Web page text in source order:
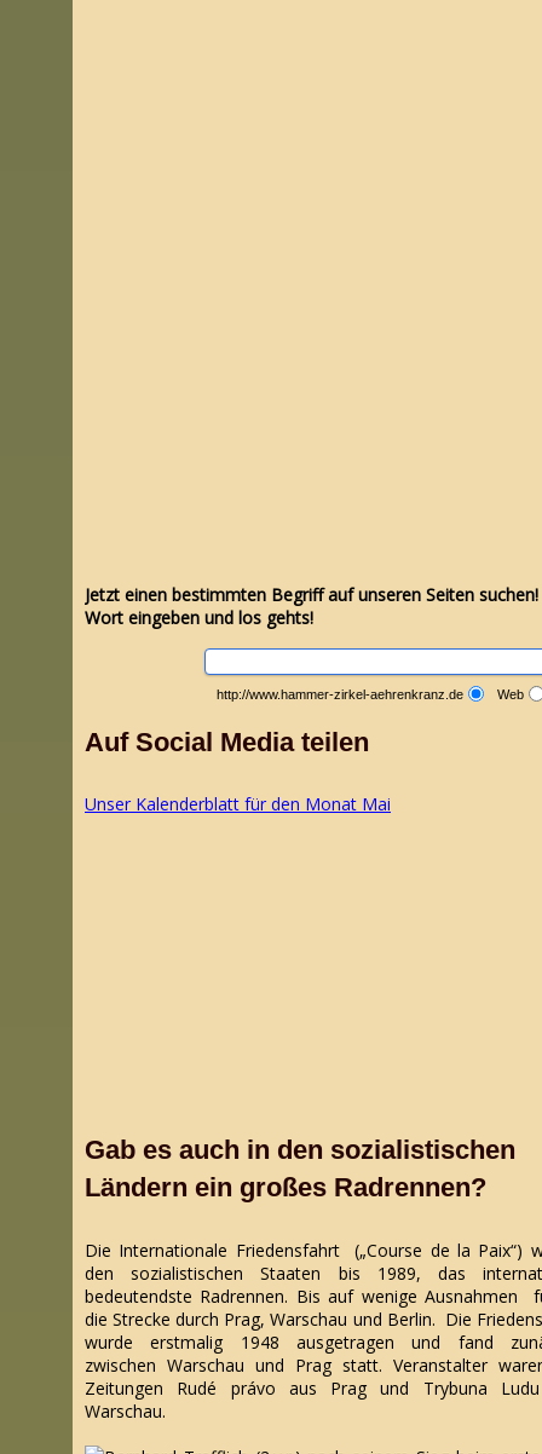
Jetzt einen bestimmten Begriff auf unseren Seiten suchen!
Wort eingeben und los gehts!
http://www.hammer-zirkel-aehrenkranz.de Web
Auf Social Media teilen
Unser Kalenderblatt für den Monat Mai
Gab es auch in den sozialistischen
Ländern ein großes Radrennen?
Die Internationale Friedensfahrt („Course de la Paix“)
den sozialistischen Staaten bis 1989, das
bedeutendste Radrennen. Bis auf wenige Ausnahmen
die Strecke durch Prag, Warschau und Berlin. Die
wurde erstmalig 1948 ausgetragen und fand
zwischen Warschau und Prag statt. Veranstalter
Zeitungen Rudé právo aus Prag und Trybuna
Warschau.